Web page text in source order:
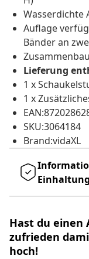
Wasserdichte
Auflage
Bänder an
Lieferung
1 x
1 x
SKU:3064184
Brand:vidaXL
Hast du
zufrieden
hoch!